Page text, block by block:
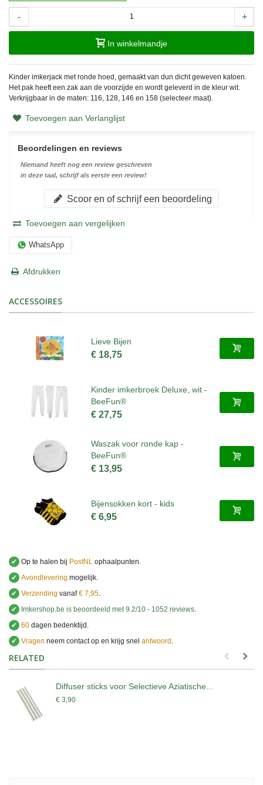
- +
In winkelmandje
Kinder imkerjack met ronde hoed, gemaakt van dun dicht geweven katoen.
Het pak heeft een zak aan de voorzijde en wordt geleverd in de kleur wit.
Verkrijgbaar in de maten: 116, 128, 146 en 158 (selecteer maat).
Toevoegen aan Verlanglijst
Beoordelingen en reviews
Niemand heeft nog een review geschreven
in deze taal, schrijf als eerste een review!
Scoor en of schrijf een beoordeling
Toevoegen aan vergelijken
WhatsApp
Afdrukken
ACCESSOIRES
Lieve Bijen
€ 18,75
Kinder imkerbroek Deluxe, wit -
BeeFun®
€ 27,75
Waszak voor ronde kap -
BeeFun®
€ 13,95
Bijensokken kort - kids
€ 6,95
✔ Op te halen bij PostNL ophaalpunten.
✔ Avondlevering mogelijk.
✔ Verzending vanaf€ 7,95
✔
Imkershop.be is beoordeeld met 9.2/10 - 1052 reviews
✔ 60 dagen bedenktijd.
✔ Vragen neem contact op en krijg snel antwoord
RELATED
Diffuser sticks voor Selectieve Aziatische...
€ 3,90